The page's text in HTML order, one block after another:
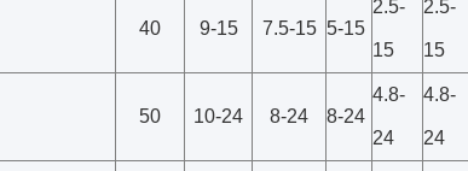
40 9-15 7.5-15 5-15
2.5-
15
2.5-
15
50 10-24 8-24 8-24
4.8-
24
4.8-
24